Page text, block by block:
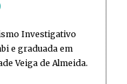
Investigativo
e graduada em
Veiga de Almeida.